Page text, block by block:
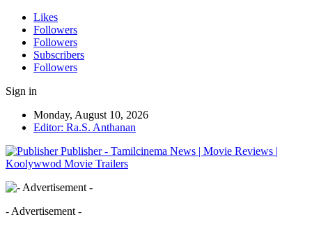
Likes
Followers
Followers
Subscribers
Followers
Sign in
Monday, August 10, 2026
Editor: Ra.S. Anthanan
Publisher - Tamilcinema News | Movie Reviews |
Koolywwod Movie Trailers
- Advertisement -